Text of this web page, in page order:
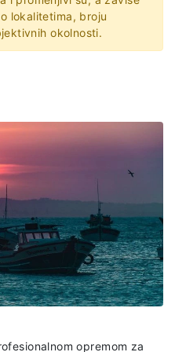
lokalitetima, broju
okolnosti.
opremom za